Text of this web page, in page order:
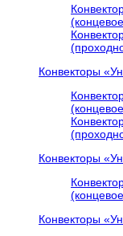
Конвекторы
Конвекторы
Конвекторы